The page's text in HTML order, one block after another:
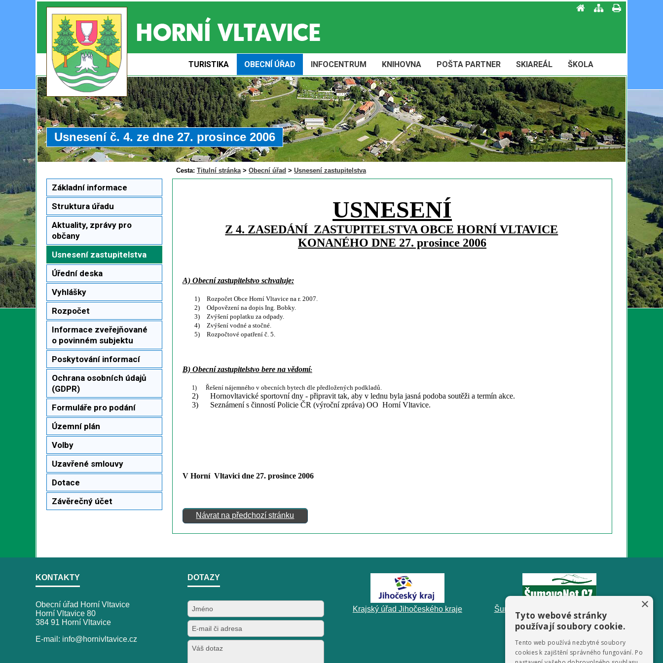
TURISTIKA OBECNÍ ÚŘAD INFOCENTRUM KNIHOVNA POŠTA PARTNER SKIAREÁL ŠKOLA
Usnesení č. 4. ze dne 27. prosince 2006
Cesta: Titulní stránka> Obecní úřad > Usnesení zastupitelstva
Základní informace
Struktura úřadu
Aktuality, zprávy pro
občany
Usnesení zastupitelstva
Úřední deska
Vyhlášky
Rozpočet
Informace zveřejňované
o povinném subjektu
Poskytování informací
Ochrana osobních údajů
(GDPR)
Formuláře pro podání
Územní plán
Volby
Uzavřené smlouvy
Dotace
Závěrečný účet
USNESENÍ
Z 4. ZASEDÁNÍ ZASTUPITELSTVA OBCE HORNÍ VLTAVICE
KONANÉHO DNE 27. prosince 2006
A) Obecní zastupitelstvo schvaluje:
1)
Rozpočet Obce Horní Vltavice na r. 2007.
2)
Odpovězení na dopis Ing. Bobky.
3)
Zvýšení poplatku za odpady.
4)
Zvýšení vodné a stočné.
5)
Rozpočtové opatření č. 5.
B) Obecní zastupitelstvo bere na vědomí:
1) Řešení nájemného v obecních bytech dle předložených podkladů.
2) Hornovltavické sportovní dny - připravit tak, aby v lednu byla jasná podoba soutěži a termín akce.
3)
Seznámení s činností Policie ČR (výroční zpráva) OO Horní Vltavice.
V Horní Vltavici dne 27. prosince 2006
Návrat na předchozí stránku
KONTAKTY
Obecní úřad Horní Vltavice
Horní Vltavice 80
384 91 Horní Vltavice
E-mail: info@hornivltavice.cz
DOTAZY
Krajský úřad Jihočeského kraje ŠumavaNet.CZ - informace o regionu ×
Tyto webové stránky
používají soubory cookie.
Tento web používá nezbytné soubory
cookies k zajištění správného fungování. Po